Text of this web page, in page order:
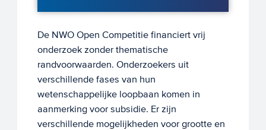
De NWO Open Competitie financiert vrij
onderzoek zonder thematische
randvoorwaarden. Onderzoekers uit
verschillende fases van hun
wetenschappelijke loopbaan komen in
aanmerking voor subsidie. Er zijn
verschillende mogelijkheden voor grootte en